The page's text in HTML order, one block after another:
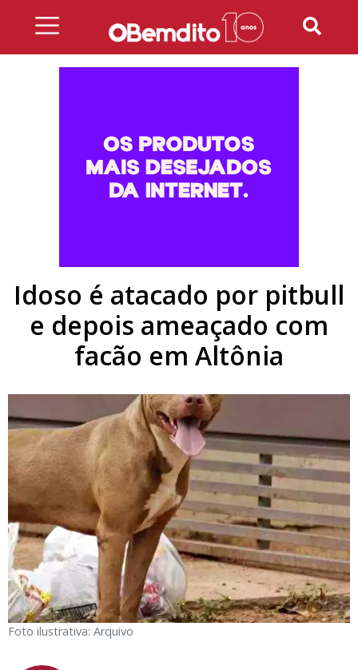
Idoso é atacado por pitbull
e depois ameaçado com
facão em Altônia
Foto ilustrativa: Arquivo